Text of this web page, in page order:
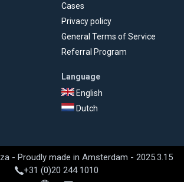
Cases
Privacy policy
General Terms of Service
Referral Program
Language
English
Dutch
- Proudly made in Amsterdam - 2025.3.15
+31 (0)20 244 1010